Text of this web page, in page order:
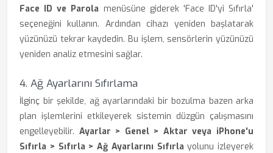
Face ID ve Parola menüsüne giderek 'Face ID'yi Sıfırla'
seçeneğini kullanın. Ardından cihazı yeniden başlatarak
yüzünüzü tekrar kaydedin. Bu işlem, sensörlerin yüzünüzü
yeniden analiz etmesini sağlar.
4. Ağ Ayarlarını Sıfırlama
İlginç bir şekilde, ağ ayarlarındaki bir bozulma bazen arka
plan işlemlerini etkileyerek sistemin düzgün çalışmasını
engelleyebilir. Ayarlar > Genel > Aktar veya iPhone'u
Sıfırla > Sıfırla > Ağ Ayarlarını Sıfırla yolunu izleyerek